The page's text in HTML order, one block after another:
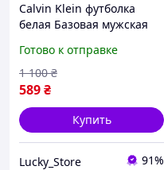
Calvin Klein футболка
белая Базовая мужская
Удобная модель с
принтом
Готово к отправке
589₴
1 100 ₴
Купить
Lucky_Store 91%